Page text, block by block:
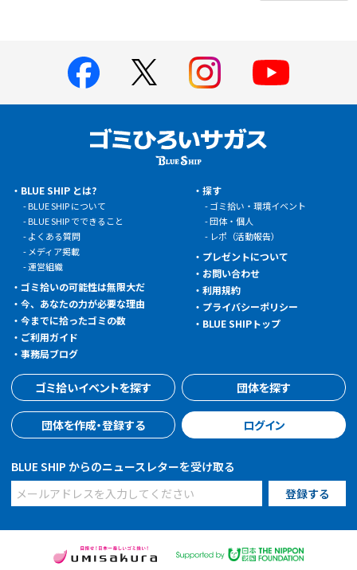
BLUE SHIP とは?
BLUE SHIP について
BLUE SHIP でできること
よくある質問
メディア掲載
運営組織
ゴミ拾いの可能性は無限大だ
今、あなたの力が必要な理由
今までに拾ったゴミの数
ご利用ガイド
事務局ブログ
探す
ゴミ拾い・環境イベント
団体・個人
レポ（活動報告）
プレゼントについて
お問い合わせ
利用規約
プライバシーポリシー
BLUE SHIPトップ
ゴミ拾いイベントを探す 団体を探す
団体を作成・登録する ログイン
BLUE SHIP からのニュースレターを受け取る